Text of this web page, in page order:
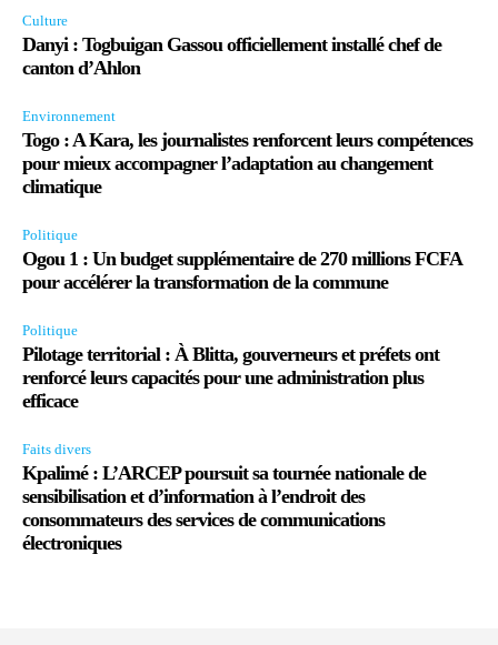
Culture
Danyi : Togbuigan Gassou officiellement installé chef de
canton d’Ahlon
Environnement
Togo : A Kara, les journalistes renforcent leurs compétences
pour mieux accompagner l’adaptation au changement
climatique
Politique
Ogou 1 : Un budget supplémentaire de 270 millions FCFA
pour accélérer la transformation de la commune
Politique
Pilotage territorial : À Blitta, gouverneurs et préfets ont
renforcé leurs capacités pour une administration plus
efficace
Faits divers
Kpalimé : L’ARCEP poursuit sa tournée nationale de
sensibilisation et d’information à l’endroit des
consommateurs des services de communications
électroniques